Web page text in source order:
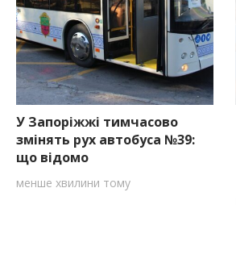
У Запоріжжі тимчасово
змінять рух автобуса №39:
що відомо
менше хвилини тому